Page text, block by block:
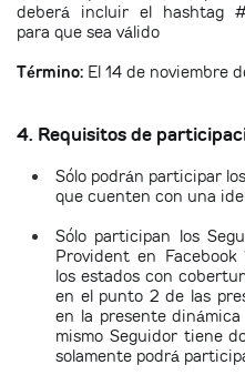
deberá incluir el hashtag
para que sea válido
Término: El 14 de noviembre
4. Requisitos de
Sólo podrán participar
que cuenten con una
Sólo participan los
Provident en Facebook
los estados con
en el punto 2 de las
en la presente
mismo Seguidor tiene
solamente podrá